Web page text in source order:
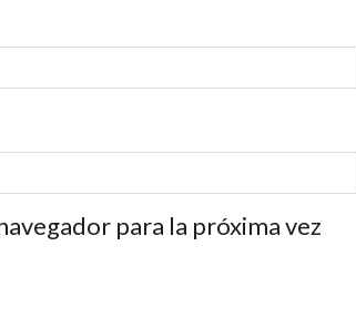
para la próxima vez